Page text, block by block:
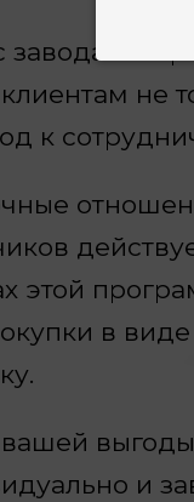
не
к
этой
в
выгоды
и